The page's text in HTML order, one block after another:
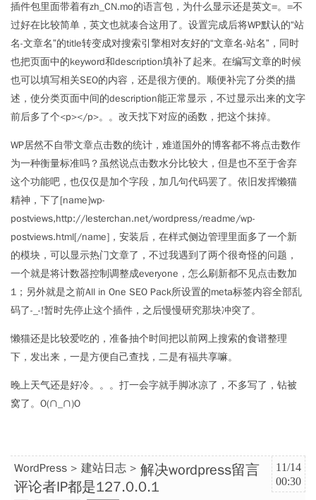
插件包里面带着有zh_CN.mo的语言包，为什么显示还是英文=。=不
过好在比较简单，英文也就凑合这用了。设置完成后将WP默认的“站
名-文章名”的title转变成对搜索引擎相对友好的“文章名-站名”，同时
也把页面中的keyword和description填补了起来。在编写文章的时候
也可以填写相关SEO的内容，还是很方便的。顺便补完了分类的描
述，使分类页面中间的description能正常显示，不过显示出来的文字
前后多了个<p></p>。。改天找下对应的函数，把这个抹掉。
WP居然不自带文章点击数的统计，难道国外的博客都不将点击数作
为一种衡量标准吗？虽然说点击数水分比较大，但是也不至于舍弃
这个功能吧，也仅仅是加个字段，加几句代码罢了。依旧发挥懒猫
精神，下了[name]wp-
postviews,http://lesterchan.net/wordpress/readme/wp-
postviews.html[/name]，安装后，在样式侧边管理里面多了一个新
的模块，可以显示热门文章了，不过我遇到了两个很奇怪的问题，
一个就是将计数器控制调整成everyone，怎么刷新都不见点击数加
1；另外就是之前All in One SEO Pack所设置的meta标签内容全部乱
码了-_-!暂时先停止这个插件，之后慢慢研究那块冲突了。
懒猫还是比较爱吃的，准备抽个时间把以前网上搜索的食谱整理
下，发出来，一是方便自己查找，二是有福共享嘛。
晚上天气还是好冷。。。打一会字就手脚冰凉了，不多写了，钻被
窝了。O(∩_∩)O
11/14
00:30
WordPress 建站日志
解决wordpress留言
评论者IP都是127.0.0.1